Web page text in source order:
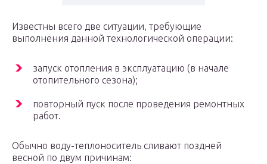
Известны всего две ситуации, требующие
выполнения данной технологической операции:
запуск отопления в эксплуатацию (в начале
отопительного сезона);
повторный пуск после проведения ремонтных
работ.
Обычно воду-теплоноситель сливают поздней
весной по двум причинам: